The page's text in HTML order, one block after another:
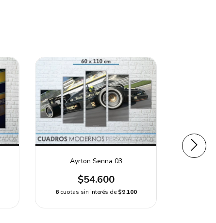
Ayrton Senna 03
$54.600
6 cuotas sin interés de$9.100